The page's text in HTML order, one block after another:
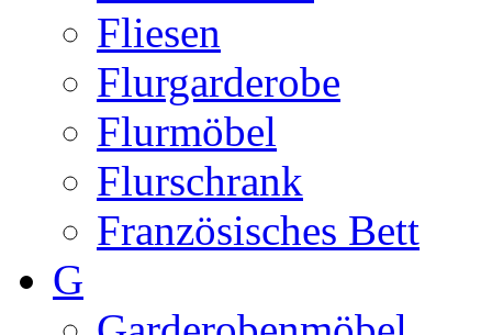
Fliesen
Flurgarderobe
Flurmöbel
Flurschrank
Französisches Bett
G